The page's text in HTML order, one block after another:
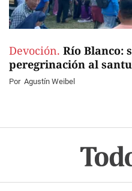
Devoción. Río Blanco:
peregrinación al
Por Agustín Weibel